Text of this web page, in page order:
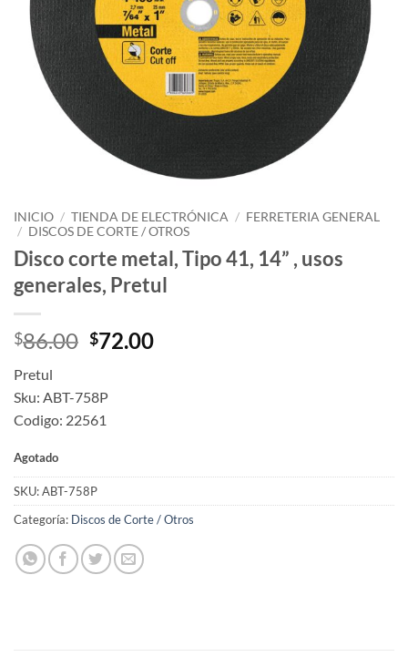
INICIO / TIENDA DE ELECTRÓNICA / FERRETERIA GENERAL
/ DISCOS DE CORTE / OTROS
Disco corte metal, Tipo 41, 14” , usos
generales, Pretul
$86.00 Original
$86.00.
$72.00Current
Pretul
Sku: ABT-758P
Codigo: 22561
Agotado
SKU:ABT-758P
Categoría: Discos de Corte / Otros